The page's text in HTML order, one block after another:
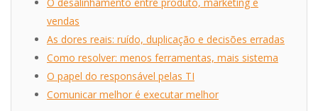
vendas
As dores reais: ruído, duplicação e decisões erradas
Como resolver: menos ferramentas, mais sistema
O papel do responsável pelas TI
Comunicar melhor é executar melhor